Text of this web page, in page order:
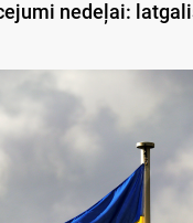
nedeļai: